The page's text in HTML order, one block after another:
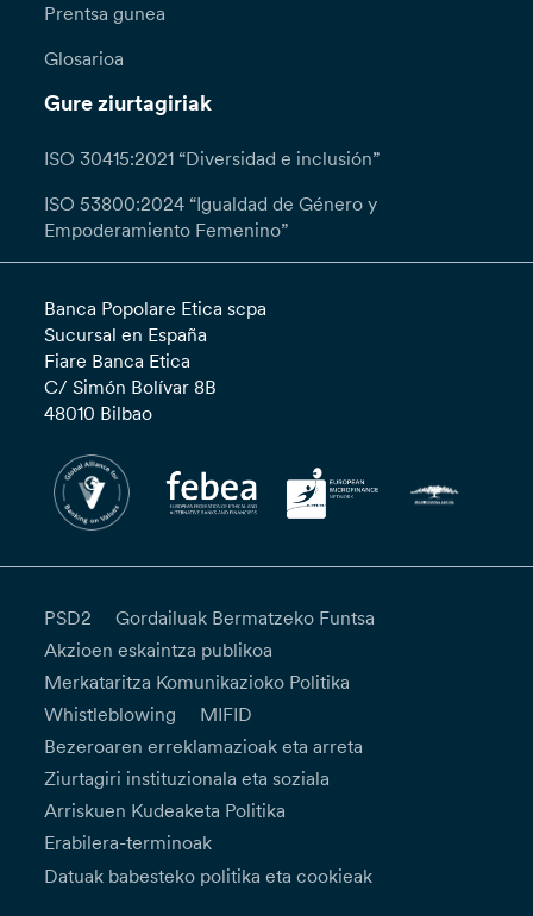
Prentsa gunea
Glosarioa
Gure ziurtagiriak
ISO 30415:2021 “Diversidad e inclusión”
ISO 53800:2024 “Igualdad de Género y
Empoderamiento Femenino”
Banca Popolare Etica scpa
Sucursal en España
Fiare Banca Etica
C/ Simón Bolívar 8B
48010 Bilbao
PSD2
Gordailuak Bermatzeko Funtsa
Akzioen eskaintza publikoa
Merkataritza Komunikazioko Politika
Whistleblowing
MIFID
Bezeroaren erreklamazioak eta arreta
Ziurtagiri instituzionala eta soziala
Arriskuen Kudeaketa Politika
Erabilera-terminoak
Datuak babesteko politika eta cookieak